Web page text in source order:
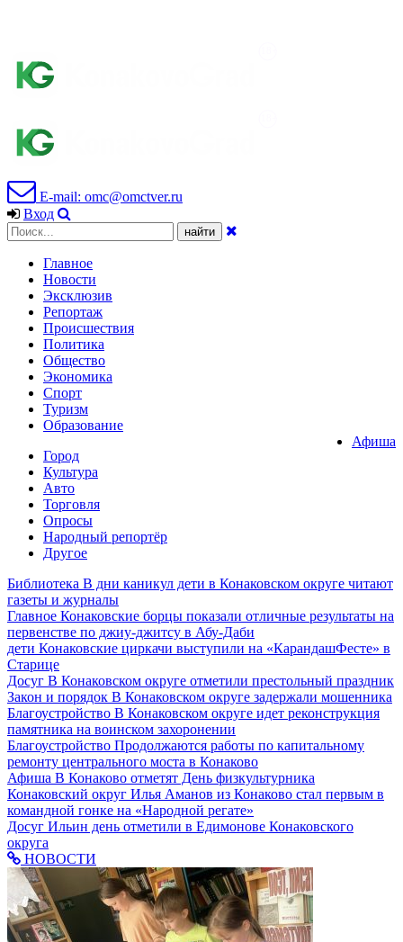
E-mail: omc@omctver.ru
Вход
Главное
Новости
Эксклюзив
Репортаж
Происшествия
Политика
Общество
Экономика
Спорт
Туризм
Образование
Афиша
Город
Культура
Авто
Торговля
Опросы
Народный репортёр
Другое
Библиотека В дни каникул дети в Конаковском округе читают
газеты и журналы
Главное Конаковские борцы показали отличные результаты на
первенстве по джиу-джитсу в Абу-Даби
дети Конаковские циркачи выступили на «КарандашФесте» в
Старице
Досуг В Конаковском округе отметили престольный праздник
Закон и порядок В Конаковском округе задержали мошенника
Благоустройство В Конаковском округе идет реконструкция
памятника на воинском захоронении
Благоустройство Продолжаются работы по капитальному
ремонту центрального моста в Конаково
Афиша В Конаково отметят День физкультурника
Конаковский округ Илья Аманов из Конаково стал первым в
командной гонке на «Народной регате»
Досуг Ильин день отметили в Едимонове Конаковского
округа
НОВОСТИ